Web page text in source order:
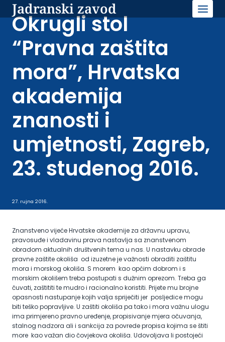
content
Jadranski zavod
Okrugli stol
“Pravna zaštita
mora”, Hrvatska
akademija
znanosti i
umjetnosti, Zagreb,
23. studenog 2016.
27. rujna 2016.
Znanstveno vijeće Hrvatske akademije za državnu upravu,
pravosuđe i vladavinu prava nastavlja sa znanstvenom
obradom aktualnih društvenih tema u nas. U nastavku obrade
pravne zaštite okoliša od izuzetne je važnosti obraditi zaštitu
mora i morskog okoliša. S morem kao općim dobrom i s
morskim okolišem treba postupati s dužnim oprezom. Treba ga
čuvati, zaštititi te mudro i racionalno koristiti. Prijete mu brojne
opasnosti nastupanje kojih valja spriječiti jer posljedice mogu
biti teško popravljive. U zaštiti okoliša pa tako i mora važnu ulogu
ima primjereno pravno uređenje, propisivanje mjera očuvanja,
stalnog nadzora ali i sankcija za povrede propisa kojima se štiti
more kao važan dio čovjekova okoliša. Udovoljava li postojeći